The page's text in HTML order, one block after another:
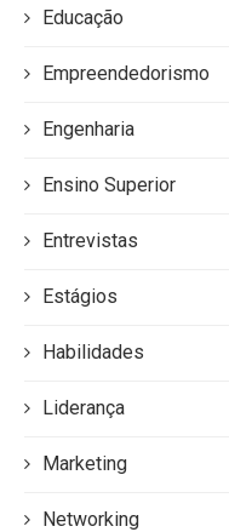
Educação
Empreendedorismo
Engenharia
Ensino Superior
Entrevistas
Estágios
Habilidades
Liderança
Marketing
Networking